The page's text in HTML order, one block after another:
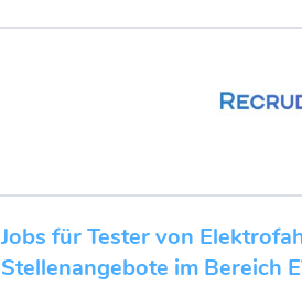
Jobs für Tester von
Stellenangebote im Bereich